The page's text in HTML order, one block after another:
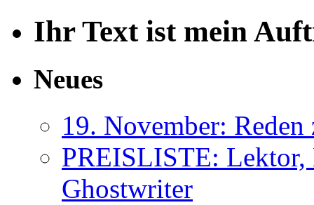
Ihr Text ist mein
Neues
19. November:
PREISLISTE: Lektor,
Ghostwriter